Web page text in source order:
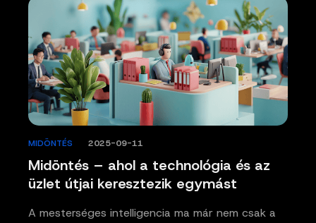
Midöntés – ahol a technológia és az
üzlet útjai keresztezik egymást
MIDÖNTÉS 2025-09-11
A mesterséges intelligencia ma már nem csak a